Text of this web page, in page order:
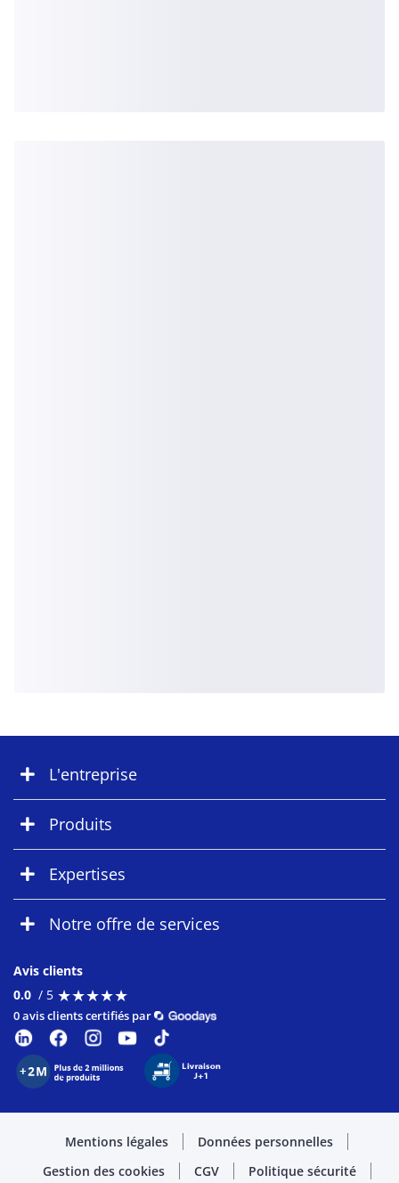
L'entreprise
Produits
Expertises
Notre offre de services
Avis clients
0.0 / 5 ★★★★★
★★★★★
0 avis clients certifiés par
Mentions légales
Données personnelles
Gestion des cookies
CGV Politique sécurité